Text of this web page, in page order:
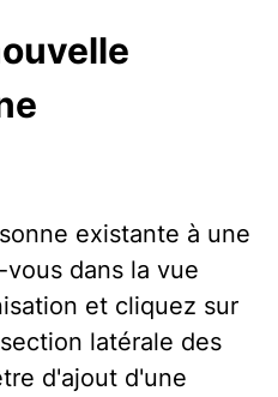
existante à une
dans la vue
et cliquez sur
latérale des
d'ajout d'une